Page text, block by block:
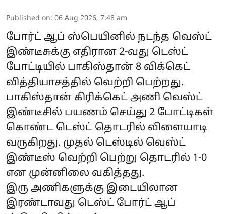
Published on: 06 Aug 2026, 7:48 am
போர்ட் ஆப் ஸ்பெயினில் நடந்த வெஸ்ட்
இண்டீசுக்கு எதிரான 2-வது டெஸ்ட்
போட்டியில் பாகிஸ்தான் 8 விக்கெட்
வித்தியாசத்தில் வெற்றி பெற்றது.
பாகிஸ்தான் கிரிக்கெட் அணி வெஸ்ட்
இண்டீசில் பயணம் செய்து 2 போட்டிகள்
கொண்ட டெஸ்ட் தொடரில் விளையாடி
வருகிறது. முதல் டெஸ்டில் வெஸ்ட்
இண்டீஸ் வெற்றி பெற்று தொடரில் 1-0
என முன்னிலை வகித்தது.
இரு அணிகளுக்கு இடையிலான
இரண்டாவது டெஸ்ட் போர்ட் ஆப்